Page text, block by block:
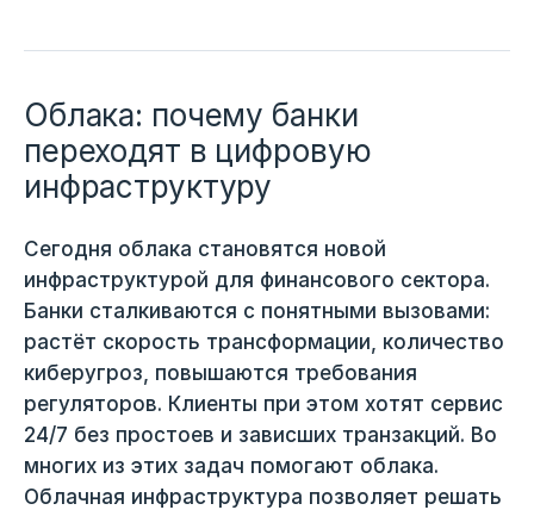
Облака: почему банки
переходят в цифровую
инфраструктуру
Сегодня облака становятся новой
инфраструктурой для финансового сектора.
Банки сталкиваются с понятными вызовами:
растёт скорость трансформации, количество
киберугроз, повышаются требования
регуляторов. Клиенты при этом хотят сервис
24/7 без простоев и зависших транзакций. Во
многих из этих задач помогают облака.
Облачная инфраструктура позволяет решать